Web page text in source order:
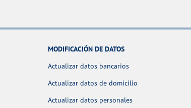
MODIFICACIÓN DE DATOS
Actualizar datos bancarios
Actualizar datos de domicilio
Actualizar datos personales